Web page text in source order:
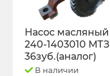
Насос масляный
240-1403010 МТЗ
36зуб.(аналог)
В наличии